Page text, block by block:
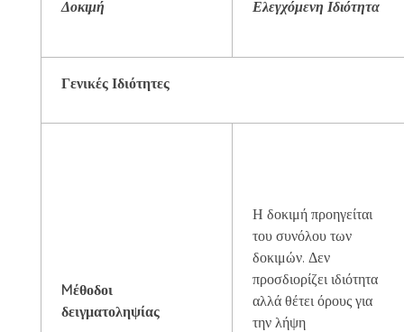
Δοκιμή Ελεγχόμενη Ιδιότητα
Γενικές Ιδιότητες
Mέθοδοι
δειγματοληψίας
Η δοκιμή προηγείται
του συνόλου των
δοκιμών. Δεν
προσδιορίζει ιδιότητα
αλλά θέτει όρους για
την λήψη